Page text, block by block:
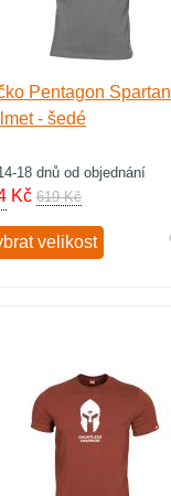
Pentagon Spartan
- šedé
18 dnů od objednání
Kč 619 Kč
velikost